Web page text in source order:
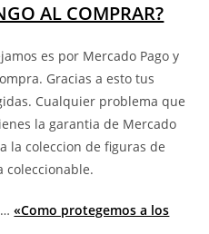
AL COMPRAR?
es por Mercado Pago y
Gracias a esto tus
Cualquier problema que
la garantia de Mercado
la coleccion de figuras de
coleccionable.
«Como protegemos a los